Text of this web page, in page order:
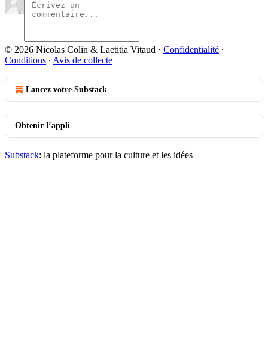
© 2026 Nicolas Colin & Laetitia Vitaud · Confidentialité ∙
Conditions ∙ Avis de collecte
Lancez votre Substack
Obtenir l’appli
Substack: la plateforme pour la culture et les idées